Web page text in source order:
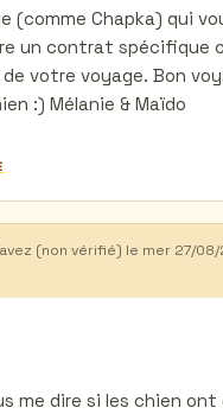
(comme Chapka) qui
un contrat spécifique
votre voyage. Bon
:) Mélanie & Maïdo
(non vérifié) le mer 27/
me dire si les chien ont